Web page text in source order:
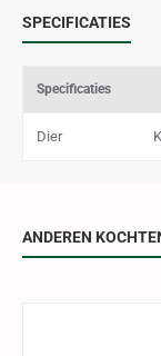
SPECIFICATIES
Specificaties
Dier
ANDEREN